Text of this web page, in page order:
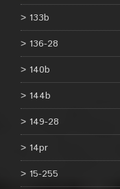
133b
136-28
140b
144b
149-28
14pr
15-255